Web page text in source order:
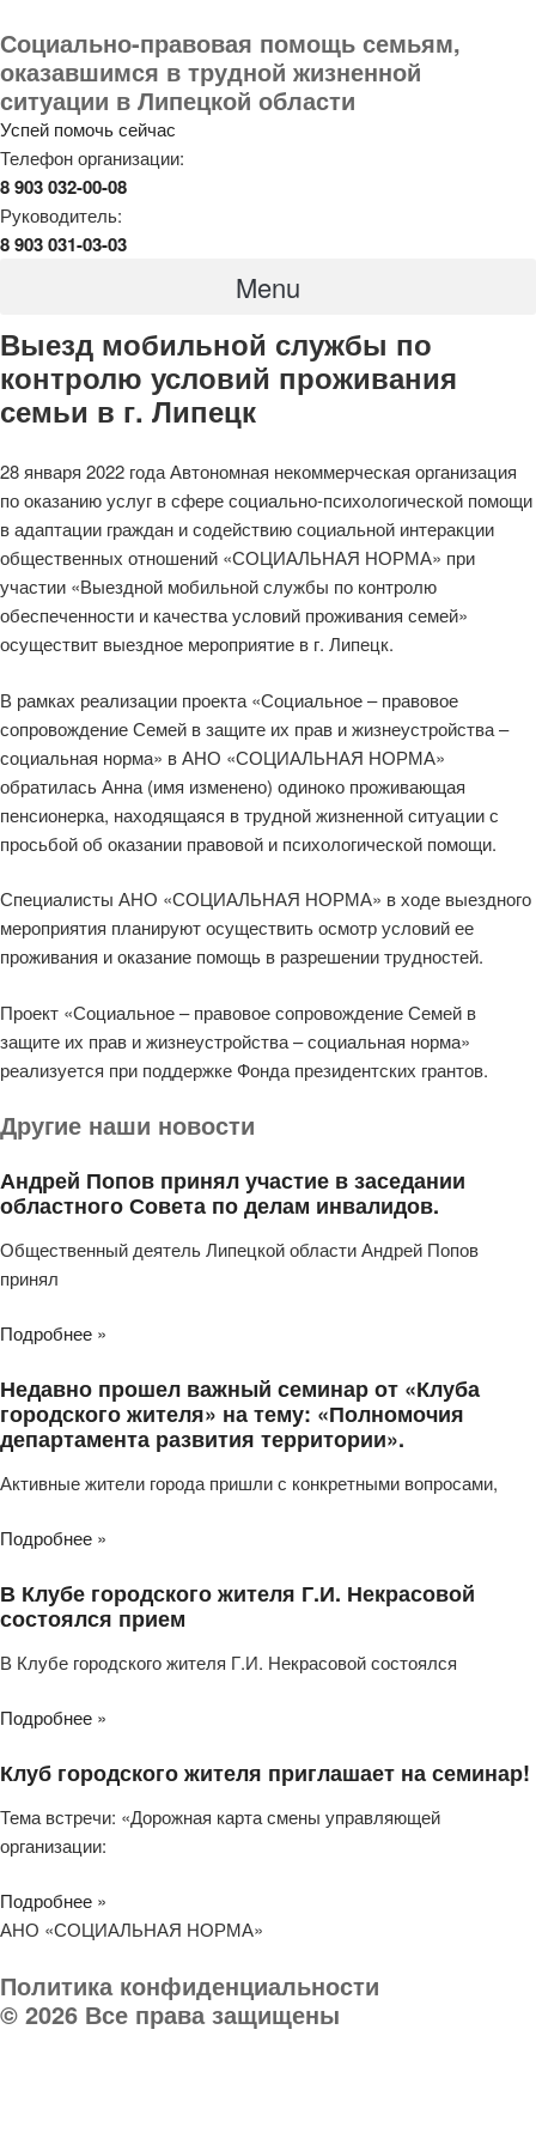
Социально-правовая помощь семьям,
оказавшимся в трудной жизненной
ситуации в Липецкой области
Успей помочь сейчас
Телефон организации:
8 903 032-00-08
Руководитель:
8 903 031-03-03
Menu
Выезд мобильной службы по
контролю условий проживания
семьи в г. Липецк
28 января 2022 года Автономная некоммерческая организация
по оказанию услуг в сфере социально-психологической помощи
в адаптации граждан и содействию социальной интеракции
общественных отношений «СОЦИАЛЬНАЯ НОРМА» при
участии «Выездной мобильной службы по контролю
обеспеченности и качества условий проживания семей»
осуществит выездное мероприятие в г. Липецк.
В рамках реализации проекта «Социальное – правовое
сопровождение Семей в защите их прав и жизнеустройства –
социальная норма» в АНО «СОЦИАЛЬНАЯ НОРМА»
обратилась Анна (имя изменено) одиноко проживающая
пенсионерка, находящаяся в трудной жизненной ситуации с
просьбой об оказании правовой и психологической помощи.
Специалисты АНО «СОЦИАЛЬНАЯ НОРМА» в ходе выездного
мероприятия планируют осуществить осмотр условий ее
проживания и оказание помощь в разрешении трудностей.
Проект «Социальное – правовое сопровождение Семей в
защите их прав и жизнеустройства – социальная норма»
реализуется при поддержке Фонда президентских грантов.
Другие наши новости
Андрей Попов принял участие в заседании
областного Совета по делам инвалидов.
Общественный деятель Липецкой области Андрей Попов
принял
Подробнее »
Недавно прошел важный семинар от «Клуба
городского жителя» на тему: «Полномочия
департамента развития территории».
Активные жители города пришли с конкретными вопросами,
Подробнее »
В Клубе городского жителя Г.И. Некрасовой
состоялся прием
В Клубе городского жителя Г.И. Некрасовой состоялся
Подробнее »
Клуб городского жителя приглашает на семинар!
Тема встречи: «Дорожная карта смены управляющей
организации:
Подробнее »
АНО «СОЦИАЛЬНАЯ НОРМА»
Политика конфиденциальности
© 2026 Все права защищены